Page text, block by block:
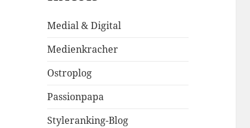
Medial & Digital
Medienkracher
Ostroplog
Passionpapa
Styleranking-Blog